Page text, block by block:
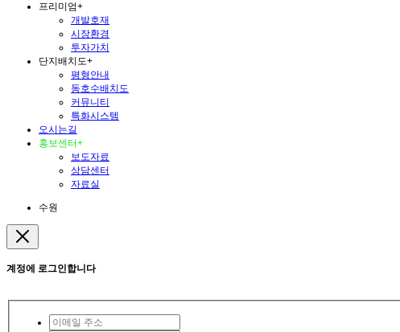
프리미엄+
개발호재
시장환경
투자가치
단지배치도+
평형안내
동호수배치도
커뮤니티
특화시스템
오시는길
홍보센터+
보도자료
상담센터
자료실
수원
계정에 로그인합니다